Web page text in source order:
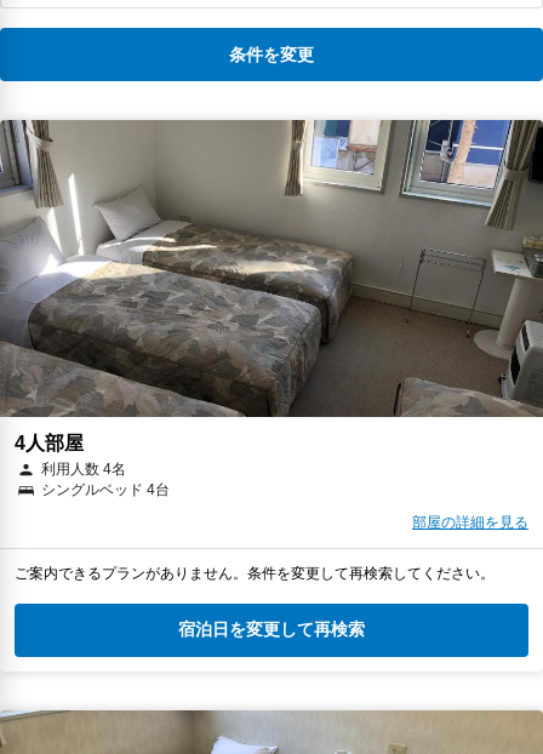
条件を変更
4人部屋
利用人数 4名
シングルベッド 4台
部屋の詳細を見る
ご案内できるプランがありません。条件を変更して再検索してください。
宿泊日を変更して再検索